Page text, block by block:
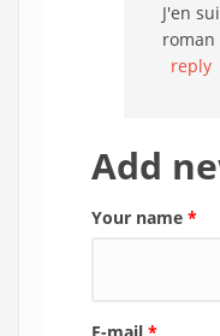
J'en
roman
reply
Add
Your name *